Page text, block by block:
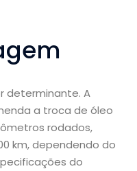
determinante. A
a troca de óleo
rodados,
km, dependendo do
do